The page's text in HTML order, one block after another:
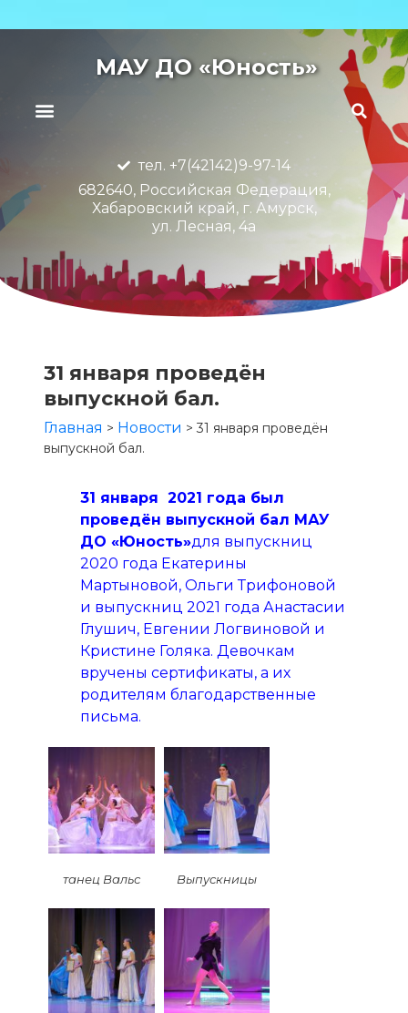
МАУ ДО «Юность»
тел. +7(42142)9-97-14
682640, Российская Федерация,
Хабаровский край, г. Амурск,
ул. Лесная, 4а
31 января проведён
выпускной бал.
Главная > Новости > 31 января проведён
выпускной бал.
31 января 2021 года был
проведён выпускной бал МАУ
ДО «Юность»для выпускниц
2020 года Екатерины
Мартыновой, Ольги Трифоновой
и выпускниц 2021 года Анастасии
Глушич, Евгении Логвиновой и
Кристине Голяка. Девочкам
вручены сертификаты, а их
родителям благодарственные
письма.
танец Вальс Выпускницы